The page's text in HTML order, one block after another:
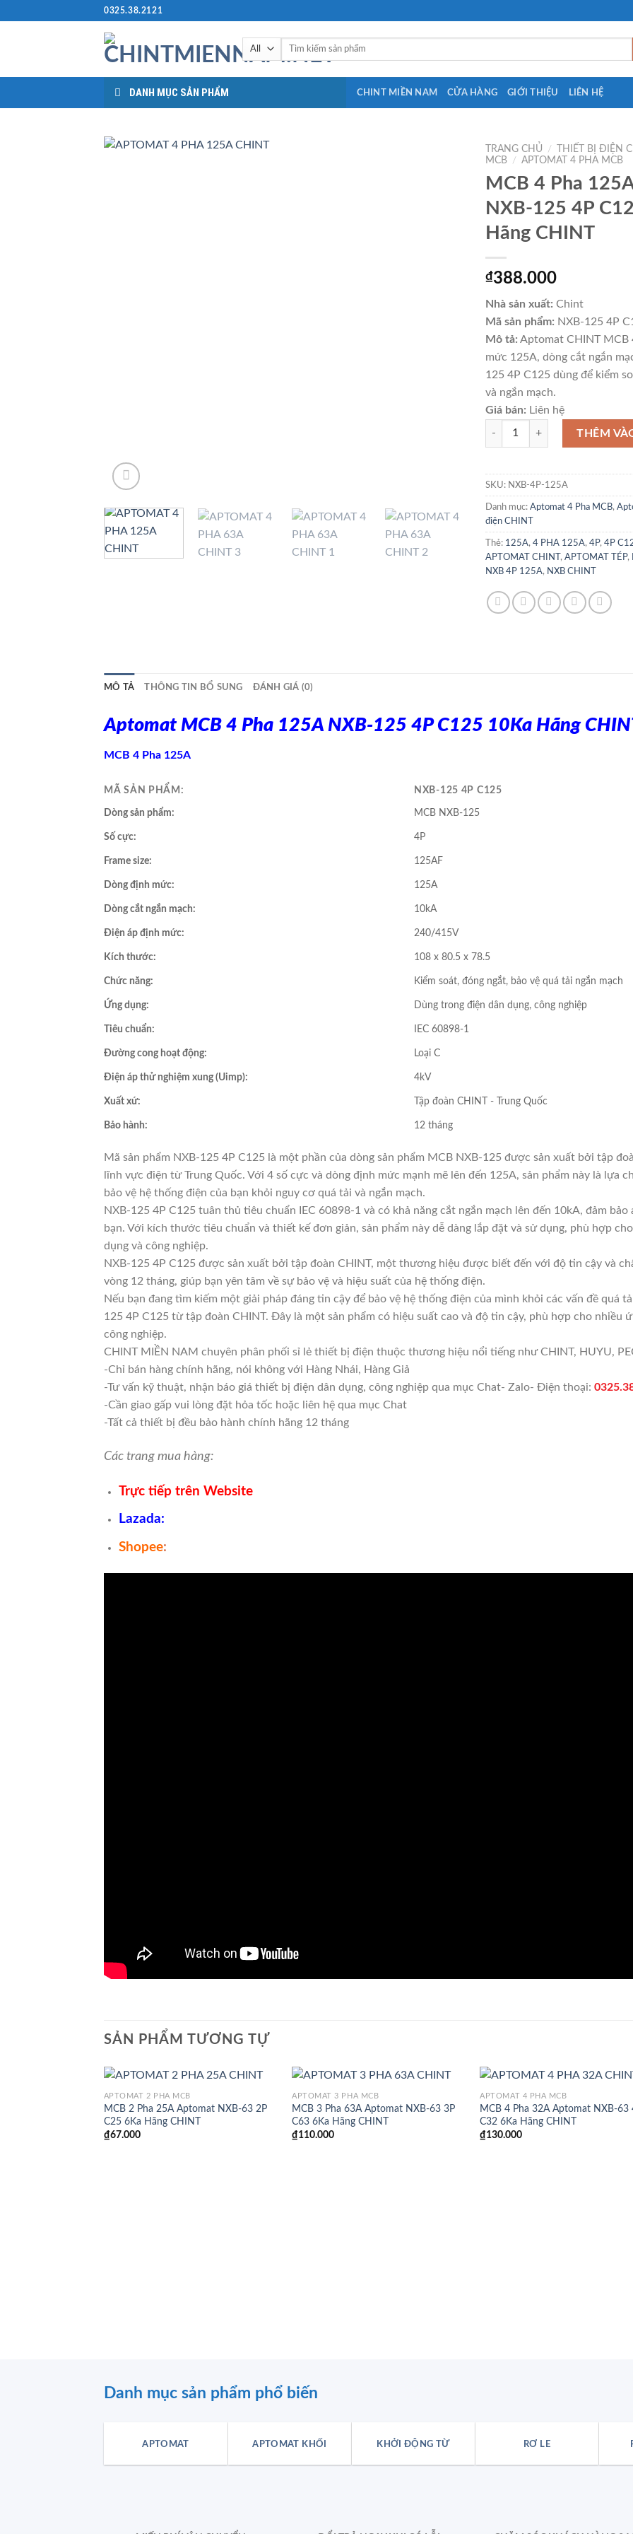
0325.38.2121
Tìm
DANH MỤC SẢN PHẨM CHINT MIỀN NAM CỬA HÀNG GIỚI THIỆU LIÊN HỆ
TRANG CHỦ /
THIẾT BỊ ĐIỆN
MCB / APTOMAT 4 PHA MCB
MCB 4 Pha
NXB-125 4P
Hãng CHINT
₫388.000
Nhà sản xuất: Chint
Mã sản phẩm: NXB-125 4P
Mô tả: Aptomat CHINT MCB
mức 125A, dòng cắt ngắn
125 4P C125 dùng để kiểm
và ngắn mạch.
Giá bán: Liên hệ
MCB 4 Pha 125A Aptomat
THÊM
SKU: NXB-4P-125A
Danh mục: Aptomat 4 Pha MCB,
điện CHINT
Thẻ: 125A, 4 PHA 125A, 4P, 4P
APTOMAT CHINT , APTOMAT TÉP,
NXB 4P 125A, NXB CHINT
MÔ TẢ THÔNG TIN BỔ SUNG ĐÁNH GIÁ (0)
Aptomat MCB 4 Pha 125A NXB-125 4P C125 10Ka Hãng
MCB 4 Pha 125A
MÃ SẢN PHẨM: NXB-125 4P C125
Dòng sản phẩm: MCB NXB-125
Số cực: 4P
Frame size: 125AF
Dòng định mức: 125A
Dòng cắt ngắn mạch: 10kA
Điện áp định mức: 240/415V
Kích thước: 108 x 80.5 x 78.5
Chức năng: Kiểm soát, đóng ngắt, bảo vệ quá tải ngắn mạch
Ứng dụng: Dùng trong điện dân dụng, công nghiệp
Tiêu chuẩn: IEC 60898-1
Đường cong hoạt động: Loại C
Điện áp thử nghiệm xung (Uimp): 4kV
Xuất xứ: Tập đoàn CHINT - Trung Quốc
Bảo hành: 12 tháng
Mã sản phẩm NXB-125 4P C125 là một phần của dòng sản phẩm MCB NXB-125 được sản xuất bởi tập
lĩnh vực điện từ Trung Quốc. Với 4 số cực và dòng định mức mạnh mẽ lên đến 125A, sản phẩm này là lựa
bảo vệ hệ thống điện của bạn khỏi nguy cơ quá tải và ngắn mạch.
NXB-125 4P C125 tuân thủ tiêu chuẩn IEC 60898-1 và có khả năng cắt ngắn mạch lên đến 10kA, đảm
bạn. Với kích thước tiêu chuẩn và thiết kế đơn giản, sản phẩm này dễ dàng lắp đặt và sử dụng, phù hợp
dụng và công nghiệp.
NXB-125 4P C125 được sản xuất bởi tập đoàn CHINT, một thương hiệu được biết đến với độ tin cậy và
vòng 12 tháng, giúp bạn yên tâm về sự bảo vệ và hiệu suất của hệ thống điện.
Nếu bạn đang tìm kiếm một giải pháp đáng tin cậy để bảo vệ hệ thống điện của mình khỏi các vấn đề quá
125 4P C125 từ tập đoàn CHINT. Đây là một sản phẩm có hiệu suất cao và độ tin cậy, phù hợp cho nhiều
công nghiệp.
CHINT MIỀN NAM chuyên phân phối sỉ lẻ thiết bị điện thuộc thương hiệu nổi tiếng như CHINT, HUYU,
-Chỉ bán hàng chính hãng, nói không với Hàng Nhái, Hàng Giả
-Tư vấn kỹ thuật, nhận báo giá thiết bị điện dân dụng, công nghiệp qua mục Chat- Zalo- Điện thoại:
-Cần giao gấp vui lòng đặt hỏa tốc hoặc liên hệ qua mục Chat
-Tất cả thiết bị đều bảo hành chính hãng 12 tháng
Các trang mua hàng:
Trực tiếp trên Website
Lazada:
Shopee:
SẢN PHẨM TƯƠNG TỰ
APTOMAT 2 PHA MCB
MCB 2 Pha 25A Aptomat NXB-63 2P
C25 6Ka Hãng CHINT
₫67.000
APTOMAT 3 PHA MCB
MCB 3 Pha 63A Aptomat NXB-63 3P
C63 6Ka Hãng CHINT
₫110.000
APTOMAT 4 PHA MCB
MCB 4 Pha 32A Aptomat NXB-63
C32 6Ka Hãng CHINT
₫130.000
Danh mục sản phẩm phổ biến
APTOMAT APTOMAT KHỐI KHỞI ĐỘNG TỪ RƠ LE